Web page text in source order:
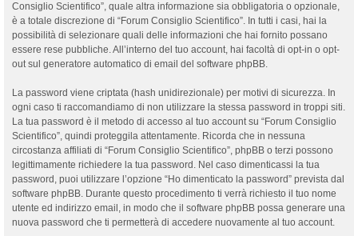
Consiglio Scientifico”, quale altra informazione sia obbligatoria o opzionale,
è a totale discrezione di “Forum Consiglio Scientifico”. In tutti i casi, hai la
possibilità di selezionare quali delle informazioni che hai fornito possano
essere rese pubbliche. All’interno del tuo account, hai facoltà di opt-in o opt-
out sul generatore automatico di email del software phpBB.
La password viene criptata (hash unidirezionale) per motivi di sicurezza. In
ogni caso ti raccomandiamo di non utilizzare la stessa password in troppi siti.
La tua password è il metodo di accesso al tuo account su “Forum Consiglio
Scientifico”, quindi proteggila attentamente. Ricorda che in nessuna
circostanza affiliati di “Forum Consiglio Scientifico”, phpBB o terzi possono
legittimamente richiedere la tua password. Nel caso dimenticassi la tua
password, puoi utilizzare l’opzione “Ho dimenticato la password” prevista dal
software phpBB. Durante questo procedimento ti verrà richiesto il tuo nome
utente ed indirizzo email, in modo che il software phpBB possa generare una
nuova password che ti permetterà di accedere nuovamente al tuo account.